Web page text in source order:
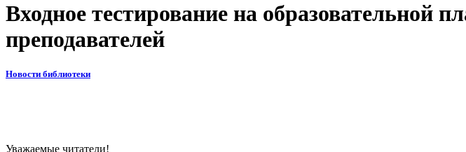
Входное тестирование на образовательной
преподавателей
Новости библиотеки
Уважаемые читатели!